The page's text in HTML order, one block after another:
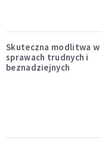
Skuteczna modlitwa w
sprawach trudnych i
beznadziejnych